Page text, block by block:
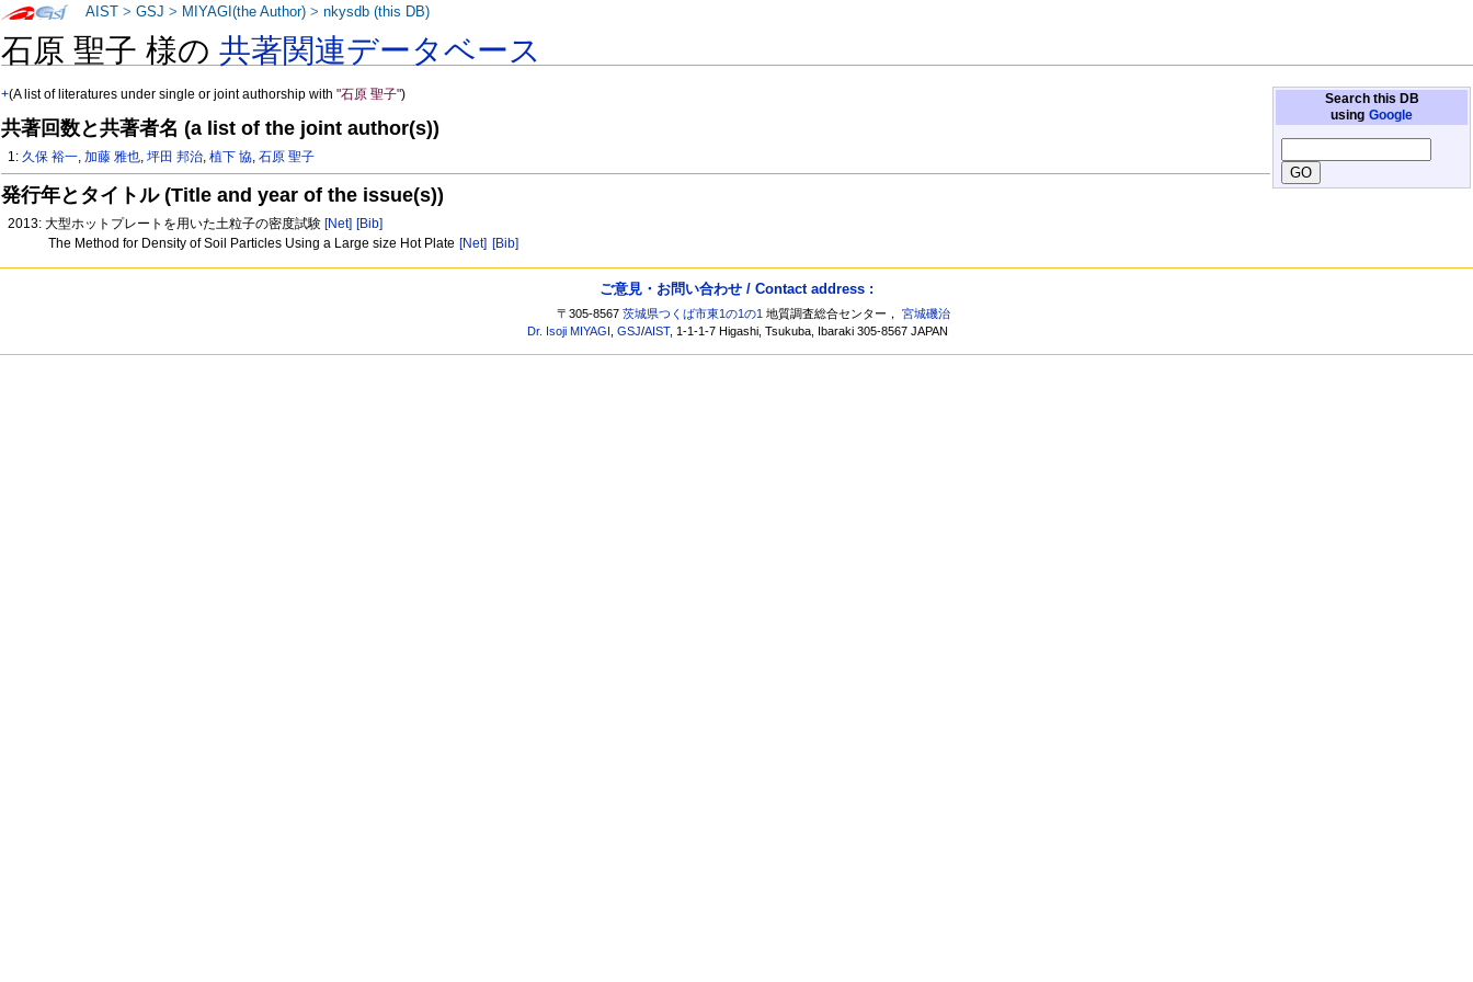
石原 聖子 様の共著関連データベース
Search this DB
using Google
+(A list of literatures under single or joint authorship with"石原 聖子")
共著回数と共著者名 (a list of the joint author(s))
1: 久保 裕一,加藤 雅也,坪田 邦治,植下 協,石原 聖子
発行年とタイトル (Title and year of the issue(s))
2013: 大型ホットプレートを用いた土粒子の密度試験 [Net] [Bib]
The Method for Density of Soil Particles Using a Large size Hot Plate [Net] [Bib]
AIST >GSJ > MIYAGI(the Author) >nkysdb (this DB)
ご意見・お問い合わせ / Contact address :
〒305-8567茨城県つくば市東1の1の1 地質調査総合センター，宮城磯治
Dr. Isoji MIYAGI ,GSJ/AIST, 1-1-1-7 Higashi, Tsukuba, Ibaraki 305-8567 JAPAN